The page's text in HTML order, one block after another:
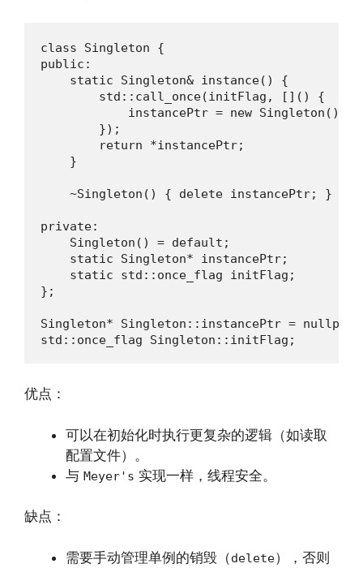
class Singleton {
public:
    static Singleton& instance() {
        std::call_once(initFlag, []() {
            instancePtr = new Singleton();
        });
        return *instancePtr;
    }
    ~Singleton() { delete instancePtr; }
private:
    Singleton() = default;
    static Singleton* instancePtr;
    static std::once_flag initFlag;
};
Singleton* Singleton::instancePtr = nullptr;
std::once_flag Singleton::initFlag;
优点：
可以在初始化时执行更复杂的逻辑（如读取
配置文件）。
与 Meyer's 实现一样，线程安全。
缺点：
需要手动管理单例的销毁（delete），否则